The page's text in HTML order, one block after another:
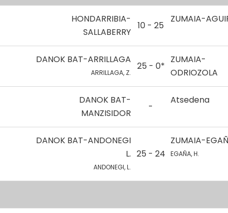
HONDARRIBIA-
SALLABERRY
10 - 25
ZUMAIA-
DANOK BAT-ARRILLAGA
ARRILLAGA, Z.
25 - 0*
ZUMAIA-
ODRIOZOLA
DANOK BAT-
MANZISIDOR
-
Atsedena
DANOK BAT-ANDONEGI
L.
ANDONEGI, L.
25 - 24
ZUMAIA-
EGAÑA, H.